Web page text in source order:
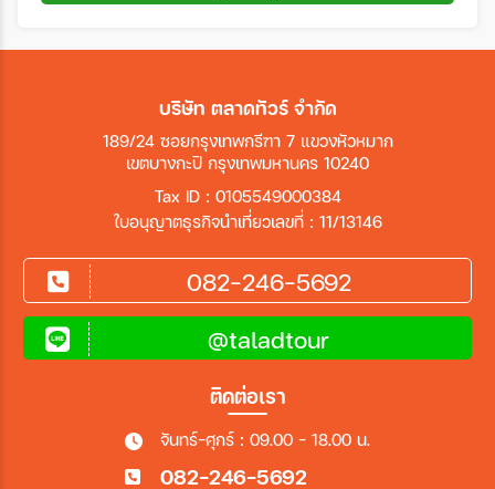
บริษัท ตลาดทัวร์ จำกัด
189/24 ซอยกรุงเทพกรีฑา 7 แขวงหัวหมาก
เขตบางกะปิ กรุงเทพมหานคร 10240
Tax ID : 0105549000384
ใบอนุญาตธุรกิจนำเที่ยวเลขที่ : 11/13146
082-246-5692
@taladtour
ติดต่อเรา
จันทร์-ศุกร์ : 09.00 - 18.00 น.
082-246-5692